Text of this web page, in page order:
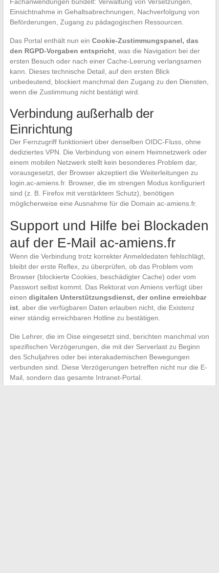
Fachanwendungen bündelt: Verwaltung von Versetzungen,
Einsichtnahme in Gehaltsabrechnungen, Nachverfolgung von
Beförderungen, Zugang zu pädagogischen Ressourcen.
Das Portal enthält nun ein Cookie-Zustimmungspanel, das
den RGPD-Vorgaben entspricht, was die Navigation bei der
ersten Besuch oder nach einer Cache-Leerung verlangsamen
kann. Dieses technische Detail, auf den ersten Blick
unbedeutend, blockiert manchmal den Zugang zu den Diensten,
wenn die Zustimmung nicht bestätigt wird.
Verbindung außerhalb der
Einrichtung
Der Fernzugriff funktioniert über denselben OIDC-Fluss, ohne
dediziertes VPN. Die Verbindung von einem Heimnetzwerk oder
einem mobilen Netzwerk stellt kein besonderes Problem dar,
vorausgesetzt, der Browser akzeptiert die Weiterleitungen zu
login.ac-amiens.fr. Browser, die im strengen Modus konfiguriert
sind (z. B. Firefox mit verstärktem Schutz), benötigen
möglicherweise eine Ausnahme für die Domain ac-amiens.fr.
Support und Hilfe bei Blockaden
auf der E-Mail ac-amiens.fr
Wenn die Verbindung trotz korrekter Anmeldedaten fehlschlägt,
bleibt der erste Reflex, zu überprüfen, ob das Problem vom
Browser (blockierte Cookies, beschädigter Cache) oder vom
Passwort selbst kommt. Das Rektorat von Amiens verfügt über
einen digitalen Unterstützungsdienst, der online erreichbar
ist, aber die verfügbaren Daten erlauben nicht, die Existenz
einer ständig erreichbaren Hotline zu bestätigen.
Die Lehrer, die im Oise eingesetzt sind, berichten manchmal von
spezifischen Verzögerungen, die mit der Serverlast zu Beginn
des Schuljahres oder bei interakademischen Bewegungen
verbunden sind. Diese Verzögerungen betreffen nicht nur die E-
Mail, sondern das gesamte Intranet-Portal.